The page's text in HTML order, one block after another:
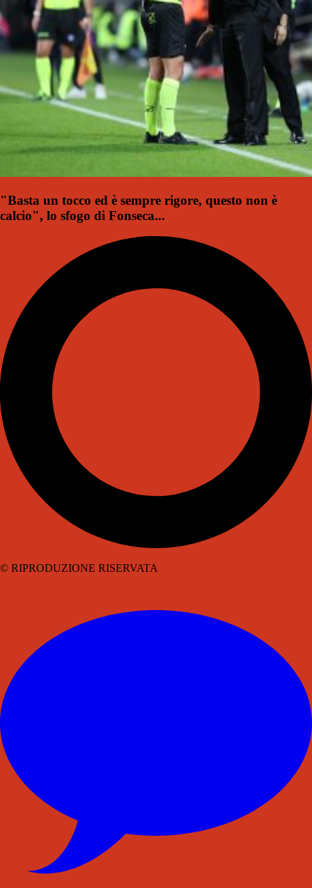
"Basta un tocco ed è sempre rigore, questo non è
calcio", lo sfogo di Fonseca...
© RIPRODUZIONE RISERVATA